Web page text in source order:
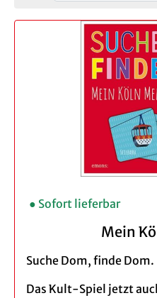
● Sofort lieferbar
Mein
Suche Dom, finde Dom.
Das Kult-Spiel jetzt